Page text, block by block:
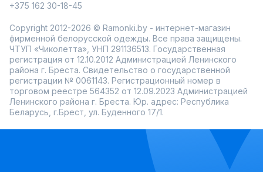
+375 162 30-18-45
Copyright 2012-2026 © Ramonki.by - интернет-магазин
фирменной белорусской одежды. Все права защищены.
ЧТУП «Чиколетта», УНП 291136513. Государственная
регистрация от 12.10.2012 Администрацией Ленинского
района г. Бреста. Свидетельство о государственной
регистрации № 0061143. Регистрационный номер в
торговом реестре 564352 от 12.09.2023 Администрацией
Ленинского района г. Бреста. Юр. адрес: Республика
Беларусь, г.Брест, ул. Буденного 17/1.